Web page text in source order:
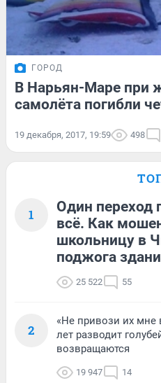
ГОРОД
В Нарьян-Маре при
самолёта погибли
19 декабря, 2017, 19:59 498
1
Один переход
всё. Как
школьницу в
поджога
25 522 55
2
«Не привози их мне
лет разводит
возвращаются
19 947 14